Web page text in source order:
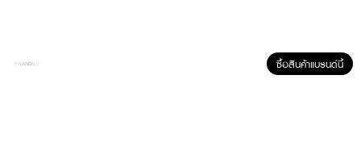
ซื้อสินค้าแบรนด์นี้